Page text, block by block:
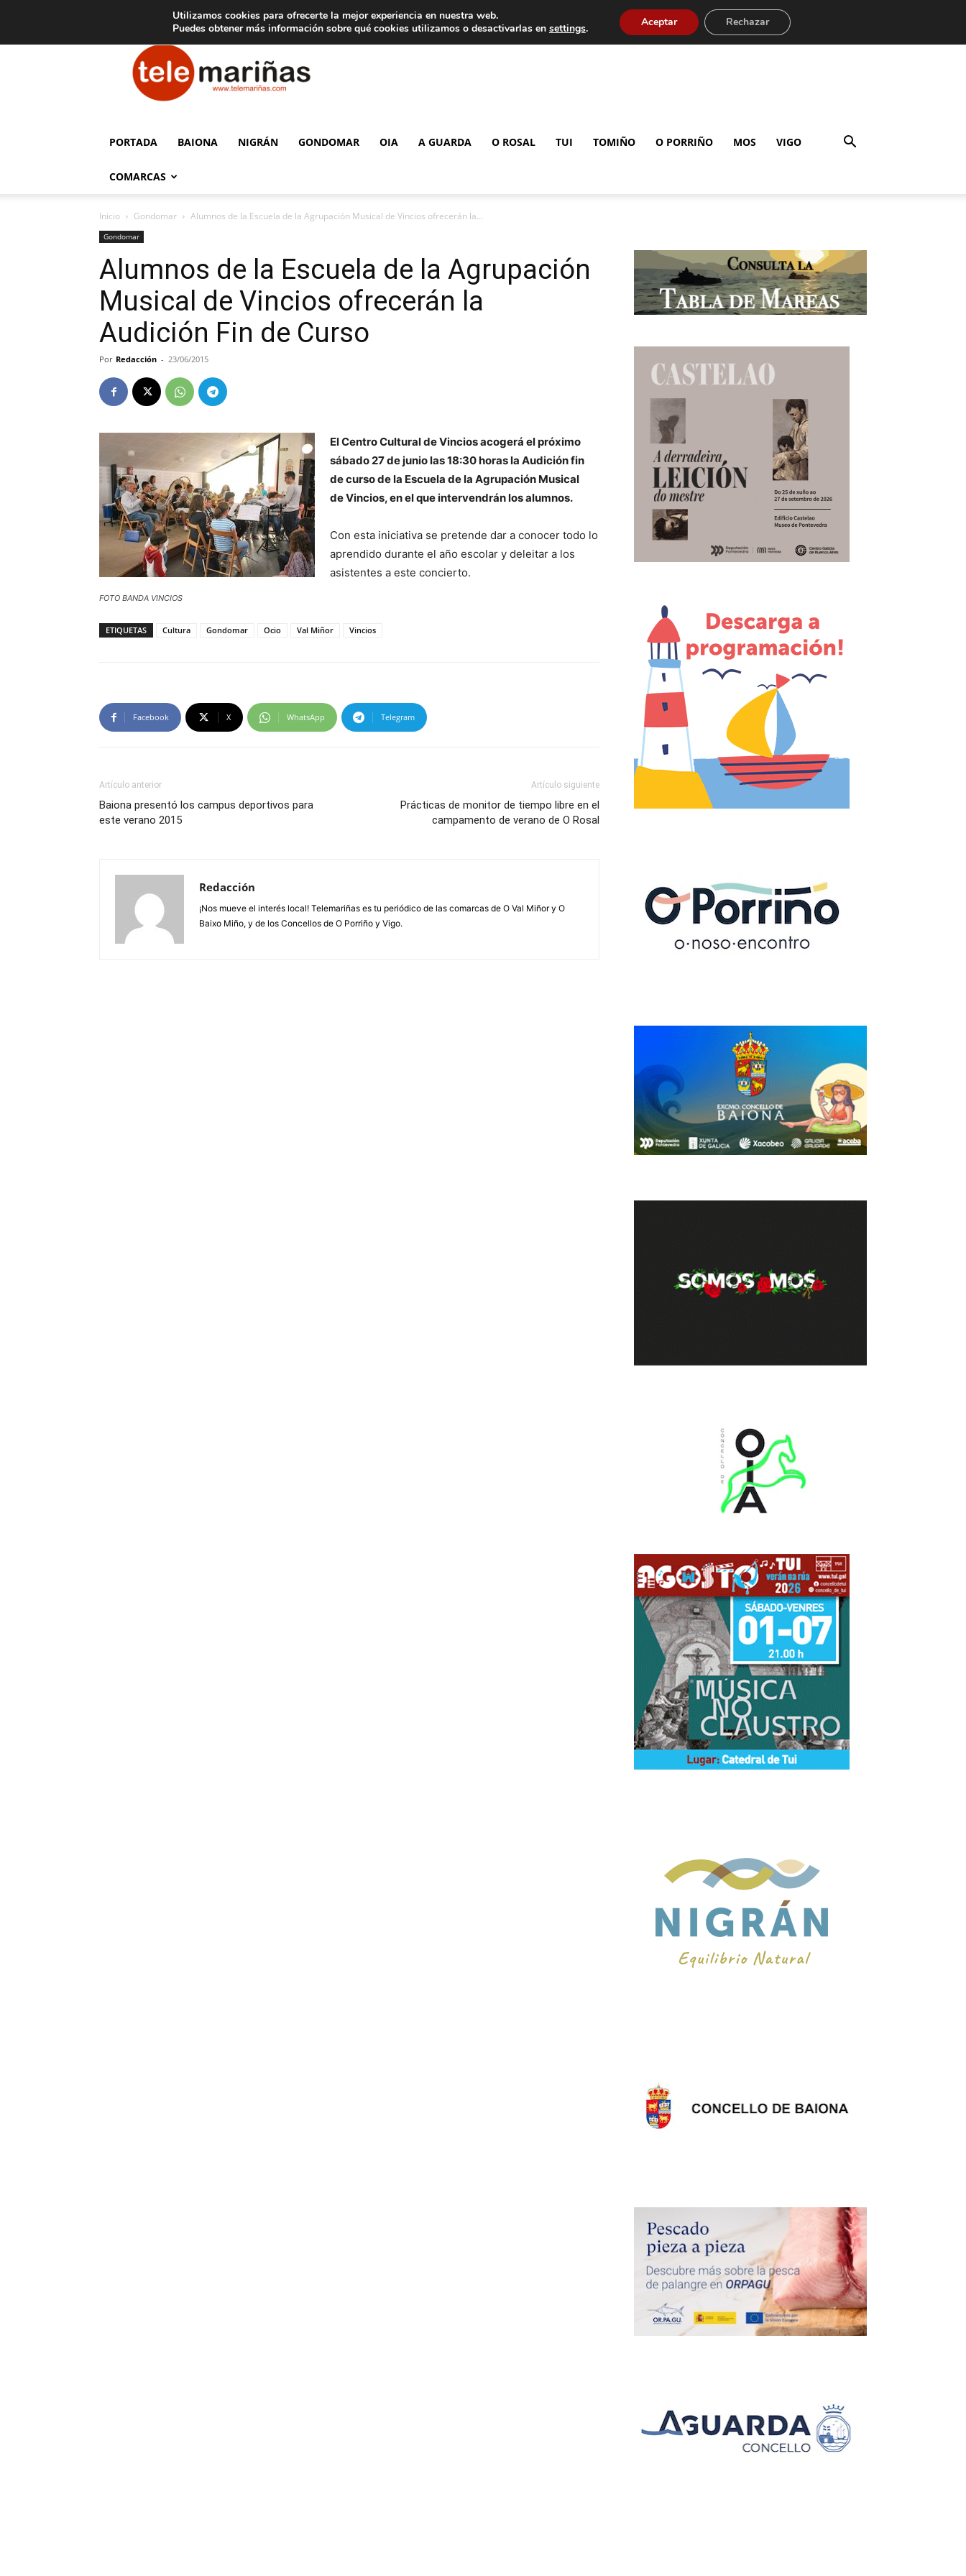
Aviso legal Tarifas de publicidad
Telemariñas
PORTADA BAIONA NIGRÁN GONDOMAR OIA A GUARDA O ROSAL TUI TOMIÑO O PORRIÑO MOS VIGO
COMARCAS
Inicio Gondomar Alumnos de la Escuela de la Agrupación Musical de Vincios ofrecerán la...
Gondomar
Alumnos de la Escuela de la Agrupación
Musical de Vincios ofrecerán la
Audición Fin de Curso
Por Redacción - 23/06/2015
FOTO BANDA VINCIOS
El Centro Cultural de Vincios acogerá el próximo
sábado 27 de junio las 18:30 horas la Audición fin
de curso de la Escuela de la Agrupación Musical
de Vincios, en el que intervendrán los alumnos.
Con esta iniciativa se pretende dar a conocer todo lo
aprendido durante el año escolar y deleitar a los
asistentes a este concierto.
ETIQUETAS Cultura Gondomar Ocio Val Miñor Vincios
Facebook X WhatsApp Telegram
Artículo anterior
Baiona presentó los campus deportivos para
este verano 2015
Artículo siguiente
Prácticas de monitor de tiempo libre en el
campamento de verano de O Rosal
Redacción
¡Nos mueve el interés local! Telemariñas es tu periódico de las comarcas de O Val Miñor y O
Baixo Miño, y de los Concellos de O Porriño y Vigo.
Utilizamos cookies para ofrecerte la mejor experiencia en nuestra web.
Puedes obtener más información sobre qué cookies utilizamos o desactivarlas en settings. Aceptar Rechazar